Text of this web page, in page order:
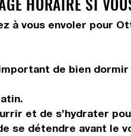
à vous envoler pour
de bien
et de s’hydrater
se détendre avant le